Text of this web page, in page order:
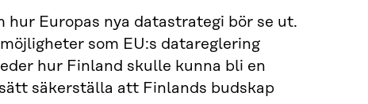
Europas nya datastrategi bör se ut.
som EU:s datareglering
hur Finland skulle kunna bli en
säkerställa att Finlands budskap